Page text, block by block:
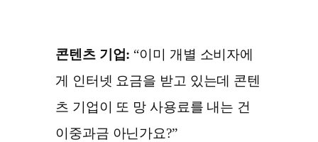
콘텐츠 기업: “이미 개별 소비자에
게 인터넷 요금을 받고 있는데 콘텐
츠 기업이 또 망 사용료를 내는 건
이중과금 아닌가요?”